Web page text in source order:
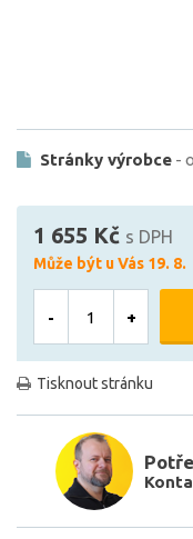
Stránky výrobce -
1 655 Kč s DPH
Může být u Vás 19. 8.
- +
Tisknout stránku